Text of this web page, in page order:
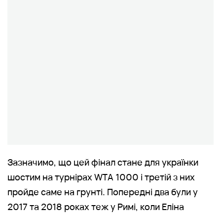
Зазначимо, що цей фінал стане для українки
шостим на турнірах WTA 1000 і третій з них
пройде саме на грунті. Попередні два були у
2017 та 2018 роках теж у Римі, коли Еліна